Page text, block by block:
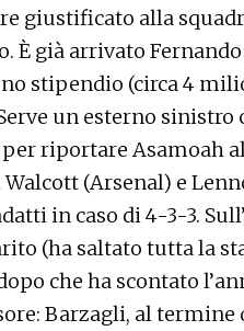
giustificato alla
È già arrivato
stipendio (circa 4
un esterno sinistro
per riportare Asamoah
(Arsenal) e
in caso di 4-3-3.
(ha saltato tutta la
che ha scontato
Barzagli, al termine